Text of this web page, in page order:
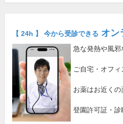
【 24h 】 今から受診できる オン
急な発熱や風邪
ご自宅・オフ
お薬はお近く
登園許可証・